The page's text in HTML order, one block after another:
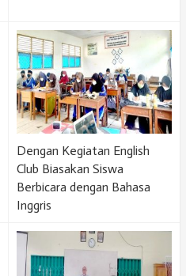
Dengan Kegiatan English
Club Biasakan Siswa
Berbicara dengan Bahasa
Inggris